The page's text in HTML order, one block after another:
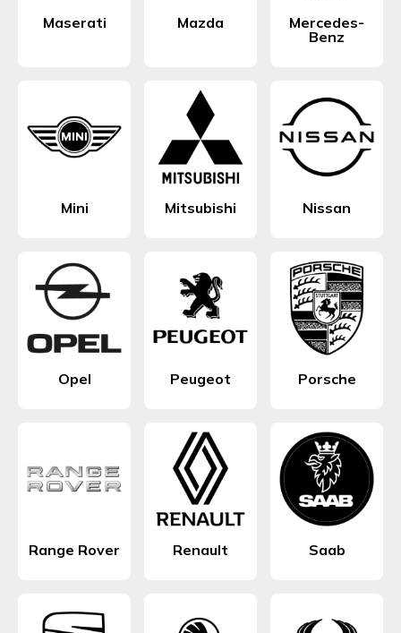
Maserati Mazda
Mercedes-
Benz
Mini Mitsubishi Nissan
Opel Peugeot Porsche
Range Rover Renault Saab